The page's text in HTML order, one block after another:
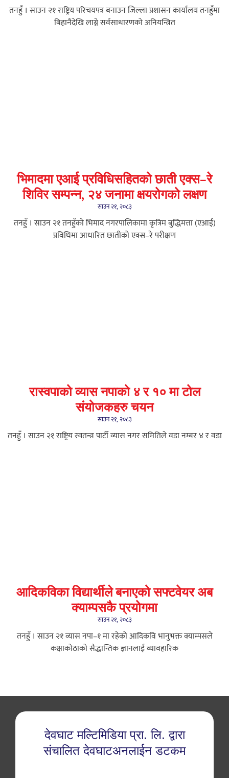
तनहुँ । साउन २१ राष्ट्रिय परिचयपत्र बनाउन जिल्ला प्रशासन कार्यालय तनहुँमा
बिहानैदेखि लाग्ने सर्वसाधारणको अनियन्त्रित
भिमादमा एआई प्रविधिसहितको छाती एक्स–रे
शिविर सम्पन्न, २४ जनामा क्षयरोगको लक्षण
साउन २१, २०८३
तनहुँ । साउन २१ तनहुँको भिमाद नगरपालिकामा कृत्रिम बुद्धिमत्ता (एआई)
प्रविधिमा आधारित छातीको एक्स–रे परीक्षण
रास्वपाको व्यास नपाको ४ र १० मा टोल
संयोजकहरु चयन
साउन २१, २०८३
तनहुँ । साउन २१ राष्ट्रिय स्वतन्त्र पार्टी व्यास नगर समितिले वडा नम्बर ४ र वडा
आदिकविका विद्यार्थीले बनाएको सफ्टवेयर अब
क्याम्पसकै प्रयोगमा
साउन २१, २०८३
तनहुँ । साउन २१ ​व्यास नपा–१ मा रहेको आदिकवि भानुभक्त क्याम्पसले
कक्षाकोठाको सैद्धान्तिक ज्ञानलाई व्यावहारिक
देवघाट मल्टिमिडिया प्रा. लि. द्वारा
संचालित देवघाटअनलाईन डटकम